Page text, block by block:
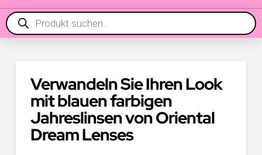
Products
search
Verwandeln Sie Ihren Look
mit blauen farbigen
Jahreslinsen von Oriental
Dream Lenses